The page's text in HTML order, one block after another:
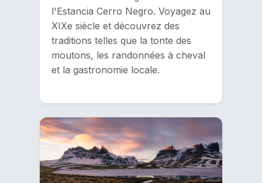
l'Estancia Cerro Negro. Voyagez au
XIXe siècle et découvrez des
traditions telles que la tonte des
moutons, les randonnées à cheval
et la gastronomie locale.